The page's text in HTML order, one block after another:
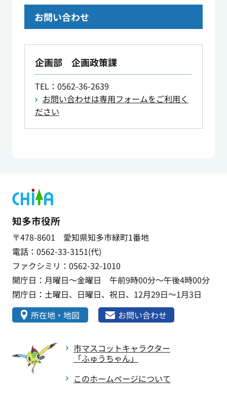
お問い合わせ
企画部 企画政策課
TEL ：0562-36-2639
お問い合わせは専用フォームをご利用く
ださい
知多市役所
〒478-8601 愛知県知多市緑町1番地
電話：0562-33-3151(代)
ファクシミリ：0562-32-1010
開庁日：月曜日～金曜日 午前9時00分～午後4時00分
閉庁日：土曜日、日曜日、祝日、12月29日～1月3日
所在地・地図
お問い合わせ
市マスコットキャラクター
「ふゅうちゃん」
このホームページについて